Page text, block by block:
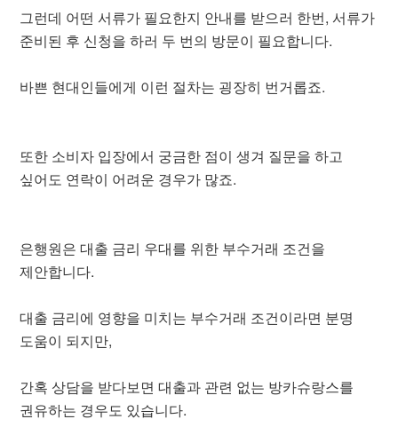
그런데 어떤 서류가 필요한지 안내를 받으러 한번, 서류가
준비된 후 신청을 하러 두 번의 방문이 필요합니다.
바쁜 현대인들에게 이런 절차는 굉장히 번거롭죠.
또한 소비자 입장에서 궁금한 점이 생겨 질문을 하고
싶어도 연락이 어려운 경우가 많죠.
은행원은 대출 금리 우대를 위한 부수거래 조건을
제안합니다.
대출 금리에 영향을 미치는 부수거래 조건이라면 분명
도움이 되지만,
간혹 상담을 받다보면 대출과 관련 없는 방카슈랑스를
권유하는 경우도 있습니다.